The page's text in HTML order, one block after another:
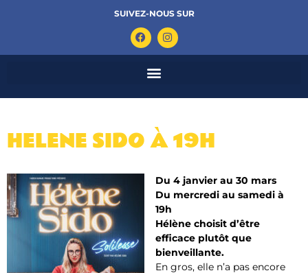
SUIVEZ-NOUS SUR
HELENE SIDO À 19H
Du 4 janvier au 30 mars
Du mercredi au samedi à
19h
Hélène choisit d’être
efficace plutôt que
bienveillante.
En gros, elle n’a pas encore